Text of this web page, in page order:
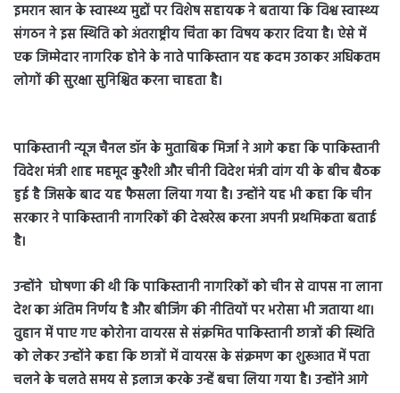
इमरान खान के स्वास्थ्य मुद्दों पर विशेष सहायक ने बताया कि विश्व स्वास्थ्य
संगठन ने इस स्थिति को अंतराष्ट्रीय चिंता का विषय करार दिया है। ऐसे में
एक जिम्मेदार नागरिक होने के नाते पाकिस्तान यह कदम उठाकर अधिकतम
लोगों की सुरक्षा सुनिश्चित करना चाहता है।
पाकिस्तानी न्यूज चैनल डॉन के मुताबिक मिर्जा ने आगे कहा कि पाकिस्तानी
विदेश मंत्री शाह महमूद कुरैशी और चीनी विदेश मंत्री वांग यी के बीच बैठक
हुई है जिसके बाद यह फैसला लिया गया है। उन्होंने यह भी कहा कि चीन
सरकार ने पाकिस्तानी नागरिकों की देखरेख करना अपनी प्रथमिकता बताई
है।
उन्होंने घोषणा की थी कि पाकिस्तानी नागरिकों को चीन से वापस ना लाना
देश का अंतिम निर्णय है और बीजिंग की नीतियों पर भरोसा भी जताया था।
वुहान में पाए गए कोरोना वायरस से संक्रमित पाकिस्तानी छात्रों की स्थिति
को लेकर उन्होंने कहा कि छात्रों में वायरस के संक्रमण का शुरूआत में पता
चलने के चलते समय से इलाज करके उन्हें बचा लिया गया है। उन्होंने आगे